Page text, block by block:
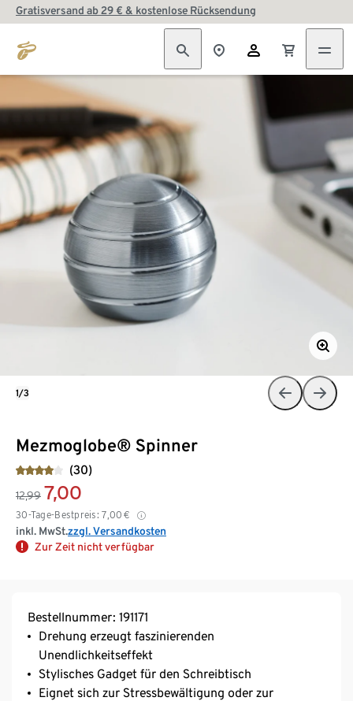
Gratisversand ab 29 € & kostenlose Rücksendung
Mezmoglobe® Spinner
(30)
12,99 7,00
30-Tage-Bestpreis: 7,00 €
inkl. MwSt.zzgl. Versandkosten
Zur Zeit nicht verfügbar
1/3
Bestellnummer: 191171
Drehung erzeugt faszinierenden
Unendlichkeitseffekt
Stylisches Gadget für den Schreibtisch
Eignet sich zur Stressbewältigung oder zur